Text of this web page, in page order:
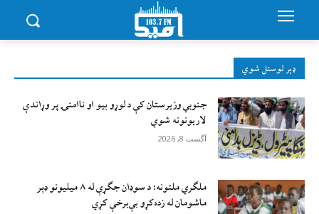
ډېر لوستل شوي
جنوبي وزیرستان کې د لوړو بیو او ناامنۍ پر وړاندې
لاريونونه شوي
آگست 8, 2026
ملګري ملتونه: د سوډان جګړې له ۸ میلیونو ډېر
ماشومان له زده‌کړو بې‌برخې کړي